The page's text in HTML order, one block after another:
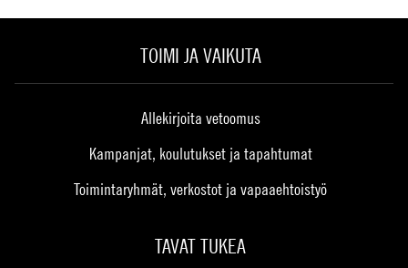
TOIMI JA VAIKUTA
Allekirjoita vetoomus
Kampanjat, koulutukset ja tapahtumat
Toimintaryhmät, verkostot ja vapaaehtoistyö
TAVAT TUKEA